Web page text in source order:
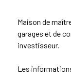
Maison de
garages et de
investisseur.
Les